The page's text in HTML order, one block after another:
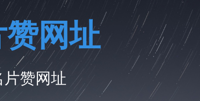
网址
赞网址